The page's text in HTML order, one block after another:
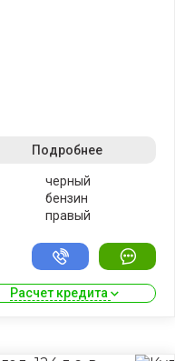
черный
бензин
правый
Подробнее
Расчет кредита